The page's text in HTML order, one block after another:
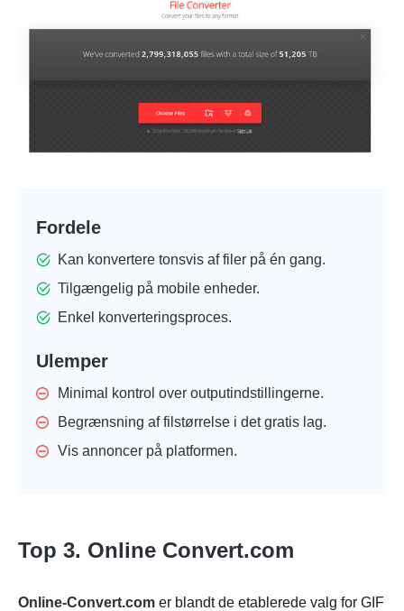
Fordele
Kan konvertere tonsvis af filer på én gang.
Tilgængelig på mobile enheder.
Enkel konverteringsproces.
Ulemper
Minimal kontrol over outputindstillingerne.
Begrænsning af filstørrelse i det gratis lag.
Vis annoncer på platformen.
Top 3. Online Convert.com
Online-Convert.com er blandt de etablerede valg for GIF